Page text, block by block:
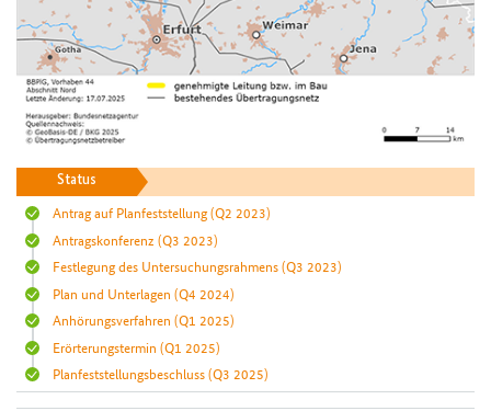
Status
Antrag auf Planfeststellung(Q2 2023)
Antragskonferenz (Q3 2023)
Festlegung des Untersuchungsrahmens(Q3 2023)
Plan und Unterlagen (Q4 2024)
Anhörungsverfahren (Q1 2025)
Erörterungstermin (Q1 2025)
Planfeststellungsbeschluss(Q3 2025)